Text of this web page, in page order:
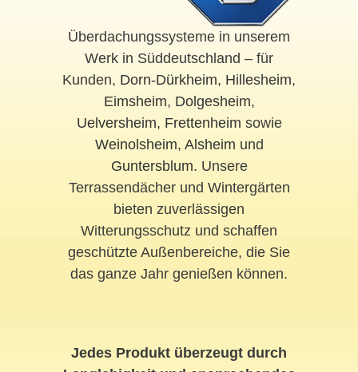
Überdachungssysteme in unserem
Werk in Süddeutschland – für
Kunden, Dorn-Dürkheim, Hillesheim,
Eimsheim, Dolgesheim,
Uelversheim, Frettenheim sowie
Weinolsheim, Alsheim und
Guntersblum. Unsere
Terrassendächer und Wintergärten
bieten zuverlässigen
Witterungsschutz und schaffen
geschützte Außenbereiche, die Sie
das ganze Jahr genießen können.
Jedes Produkt überzeugt durch